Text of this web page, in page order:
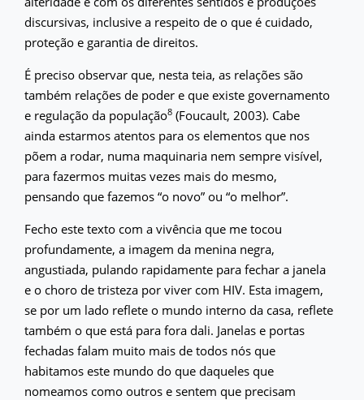
discursivas, inclusive a respeito de o que é cuidado,
proteção e garantia de direitos.
É preciso observar que, nesta teia, as relações são
também relações de poder e que existe governamento
e regulação da população8 (Foucault, 2003). Cabe
ainda estarmos atentos para os elementos que nos
põem a rodar, numa maquinaria nem sempre visível,
para fazermos muitas vezes mais do mesmo,
pensando que fazemos “o novo” ou “o melhor”.
Fecho este texto com a vivência que me tocou
profundamente, a imagem da menina negra,
angustiada, pulando rapidamente para fechar a janela
e o choro de tristeza por viver com HIV. Esta imagem,
se por um lado reflete o mundo interno da casa, reflete
também o que está para fora dali. Janelas e portas
fechadas falam muito mais de todos nós que
habitamos este mundo do que daqueles que
nomeamos como outros e sentem que precisam